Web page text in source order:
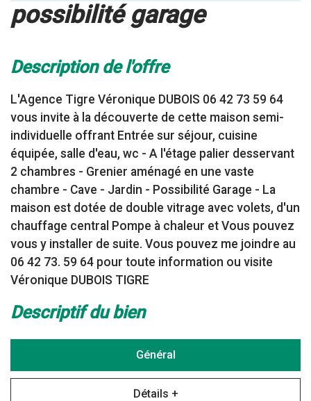
possibilité garage
description de l'offre
L'Agence Tigre Véronique DUBOIS 06 42 73 59 64
vous invite à la découverte de cette maison semi-
individuelle offrant Entrée sur séjour, cuisine
équipée, salle d'eau, wc - A l'étage palier desservant
2 chambres - Grenier aménagé en une vaste
chambre - Cave - Jardin - Possibilité Garage - La
maison est dotée de double vitrage avec volets, d'un
chauffage central Pompe à chaleur et Vous pouvez
vous y installer de suite. Vous pouvez me joindre au
06 42 73. 59 64 pour toute information ou visite
Véronique DUBOIS TIGRE
descriptif du bien
Général
Détails +